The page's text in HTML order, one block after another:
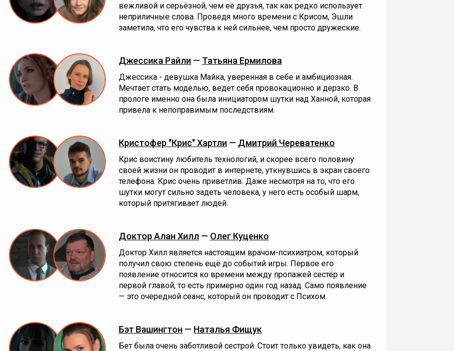
вежливой и серьёзной, чем её друзья, так как редко использует
неприличные слова. Проведя много времени с Крисом, Эшли
заметила, что его чувства к ней сильнее, чем просто дружеские.
Джессика Райли — Татьяна Ермилова
Джессика - девушка Майка, уверенная в себе и амбициозная.
Мечтает стать моделью, ведет себя провокационно и дерзко. В
прологе именно она была инициатором шутки над Ханной, которая
привела к непоправимым последствиям.
Кристофер "Крис" Хартли — Дмитрий Череватенко
Крис воистину любитель технологий, и скорее всего половину
своей жизни он проводит в интернете, уткнувшись в экран своего
телефона. Крис очень приветлив. Даже несмотря на то, что его
шутки могут сильно задеть человека, у него есть особый шарм,
который притягивает людей.
Доктор Алан Хилл — Олег Куценко
Доктор Хилл является настоящим врачом-психиатром, который
получил свою степень ещё до событий игры. Первое его
появление относится ко времени между пропажей сестёр и
первой главой, то есть примерно один год назад. Само появление
— это очередной сеанс, который он проводит с Психом.
Бэт Вашингтон — Наталья Фищук
Бет была очень заботливой сестрой. Стоит только увидеть, как она